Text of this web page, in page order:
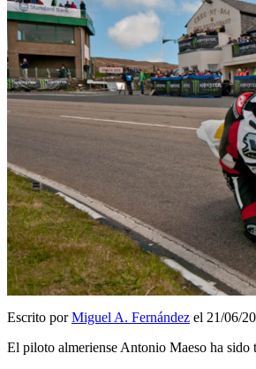
Escrito porMiguel A. Fernández el 21/06/
El piloto almeriense Antonio Maeso ha sido